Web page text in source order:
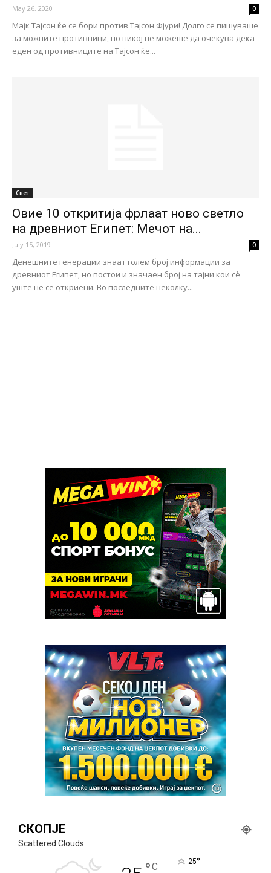
May 26, 2020 0
Majк Тајсон ќе се бори против Тајсон Фјури! Долго се пишуваше
за можните противници, но никој не можеше да очекува дека
еден од противниците на Тајсон ќе...
Свет
Овие 10 откритија фрлаат ново светло
на древниот Египет: Мечот на...
July 15, 2019 0
Денешните генерации знаат голем број информации за
древниот Египет, но постои и значаен број на тајни кои сè
уште не се откриени. Во последните неколку...
СКОПЈЕ
Scattered Clouds
C 25°